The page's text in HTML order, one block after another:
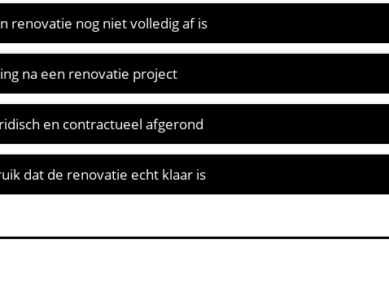
renovatie nog niet volledig af is
na een renovatie project
en contractueel afgerond
dat de renovatie echt klaar is